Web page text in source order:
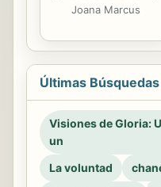
Joana Marcus
Últimas Búsquedas
Visiones de Gloria:
un
La voluntad